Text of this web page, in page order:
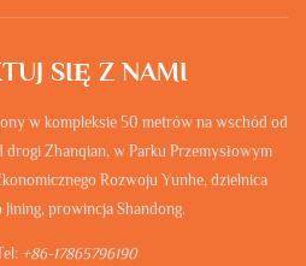
SIĘ Z NAMI
w kompleksie 50 metrów na wschód od
drogi Zhanqian, w Parku Przemysłowym
Rozwoju Yunhe, dzielnica
Jining, prowincja Shandong.
+86-17865796190